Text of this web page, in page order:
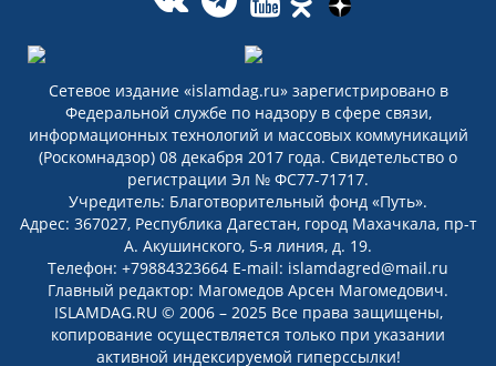
Сетевое издание «islamdag.ru» зарегистрировано в
Федеральной службе по надзору в сфере связи,
информационных технологий и массовых коммуникаций
(Роскомнадзор) 08 декабря 2017 года. Свидетельство о
регистрации Эл № ФС77-71717.
Учредитель: Благотворительный фонд «Путь».
Адрес: 367027, Республика Дагестан, город Махачкала, пр-т
А. Акушинского, 5-я линия, д. 19.
Телефон: +79884323664 E-mail: islamdagred@mail.ru
Главный редактор: Магомедов Арсен Магомедович.
ISLAMDAG.RU © 2006 – 2025 Все права защищены,
копирование осуществляется только при указании
активной индексируемой гиперссылки!